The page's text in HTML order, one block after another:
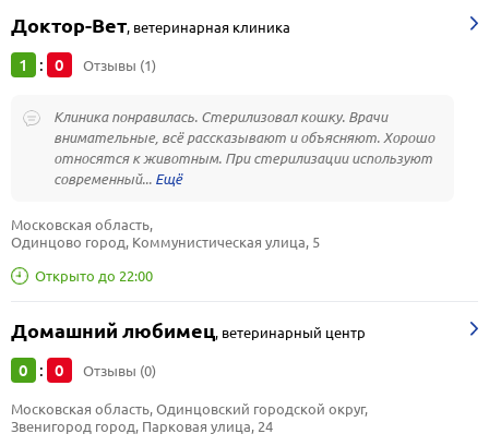
Доктор-Вет, ветеринарная клиника
1 : 0 Отзывы (1)
Клиника понравилась. Стерилизовал кошку. Врачи
внимательные, всё рассказывают и объясняют. Хорошо
относятся к животным. При стерилизации используют
современный...
Открыто до 22:00
Московская область,
Одинцово город, Коммунистическая улица, 5
Домашний любимец, ветеринарный центр
0 : 0 Отзывы (0)
Московская область, Одинцовский городской округ,
Звенигород город, Парковая улица, 24